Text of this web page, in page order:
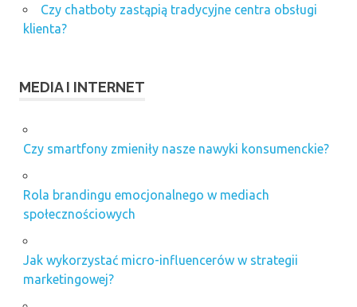
Czy chatboty zastąpią tradycyjne centra obsługi
klienta?
MEDIA I INTERNET
Czy smartfony zmieniły nasze nawyki konsumenckie?
Rola brandingu emocjonalnego w mediach
społecznościowych
Jak wykorzystać micro-influencerów w strategii
marketingowej?